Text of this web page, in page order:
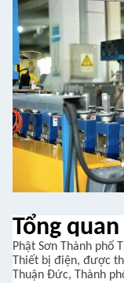
Tổng
Phật Sơn Thành phố
Thiết bị điện, được
Thuận Đức, Thành